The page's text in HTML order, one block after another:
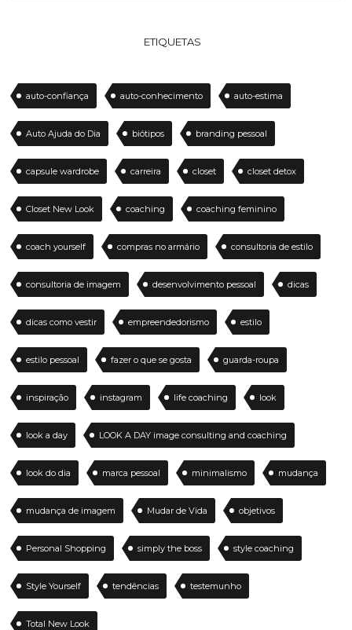
ETIQUETAS
auto-confiança auto-conhecimento auto-estima
Auto Ajuda do Dia biótipos branding pessoal
capsule wardrobe carreira closet closet detox
Closet New Look coaching coaching feminino
coach yourself compras no armário consultoria de estilo
consultoria de imagem desenvolvimento pessoal dicas
dicas como vestir empreendedorismo estilo
estilo pessoal fazer o que se gosta guarda-roupa
inspiração instagram life coaching look
look a day LOOK A DAY image consulting and coaching
look do dia marca pessoal minimalismo mudança
mudança de imagem Mudar de Vida objetivos
Personal Shopping simply the boss style coaching
Style Yourself tendências testemunho
Total New Look